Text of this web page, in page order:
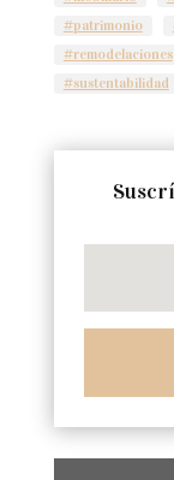
#patrimonio
#remodelaciones
#sustentabilidad